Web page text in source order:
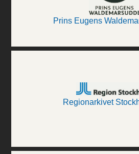
Prins Eugens
Regionarkivet